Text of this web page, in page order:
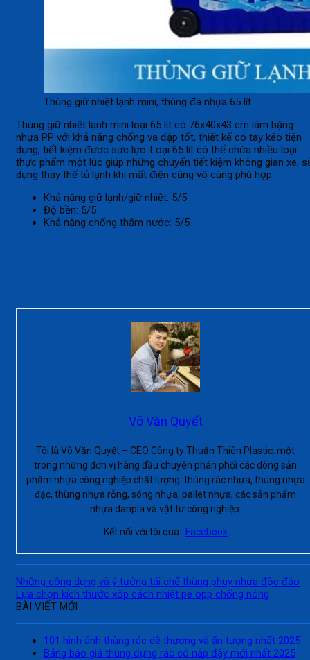
Thùng giữ nhiệt lạnh mini, thùng đá nhựa 65 lít
Thùng giữ nhiệt lạnh mini loại 65 lít có 76x40x43 cm làm bặng
nhựa PP với khả năng chống va đập tốt, thiết kế có tay kéo tiện
dụng, tiết kiệm được sức lực. Loại 65 lít có thể chứa nhiều loại
thực phẩm một lúc giúp những chuyến tiết kiệm không gian xe,
dụng thay thế tủ lạnh khi mất điện cũng vô cùng phù hợp.
Khả năng giữ lạnh/giữ nhiệt: 5/5
Độ bền: 5/5
Khả năng chống thấm nước: 5/5
Võ Văn Quyết
Tôi là Võ Văn Quyết – CEO Công ty Thuận Thiên Plastic: một
trong những đơn vị hàng đầu chuyên phân phối các dòng sản
phẩm nhựa công nghiệp chất lượng: thùng rác nhựa, thùng nhựa
đặc, thùng nhựa rỗng, sóng nhựa, pallet nhựa, các sản phẩm
nhựa danpla và vật tư công nghiệp.
Kết nối với tôi qua: Facebook
Những công dụng và ý tưởng tái chế thùng phuy nhựa độc đáo
Lựa chọn kích thước xốp cách nhiệt pe opp chống nóng
BÀI VIẾT MỚI
101 hình ảnh thùng rác dễ thương và ấn tượng nhất 2025
Bảng báo giá thùng đựng rác có nắp đậy mới nhất 2025